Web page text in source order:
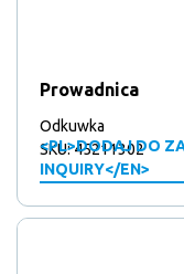
Prowadnica
Odkuwka
<PL>DODAJ DO
INQUIRY</EN>
SKU: 45211302